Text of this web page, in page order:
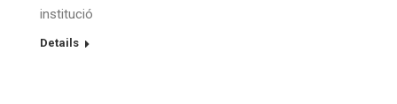
institució
Details